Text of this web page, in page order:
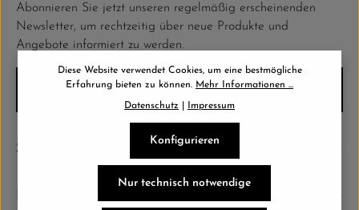
Abonnieren Sie jetzt unseren regelmäßig erscheinenden
Newsletter, um rechtzeitig über neue Produkte und
Angebote informiert zu werden.
E-Mail-Adresse*
Datenschutzbestimmungen
genommen und dieAGBgelesen und bin mit ihnen einverstanden.
Die mit einem Stern (*) markierten Felder sind Pflichtfelder.
Service-Hotline
Diese Website verwendet Cookies, um eine bestmögliche
Erfahrung bieten zu können. Mehr Informationen ...
Datenschutz Impressum
Nur technisch notwendige
Konfigurieren